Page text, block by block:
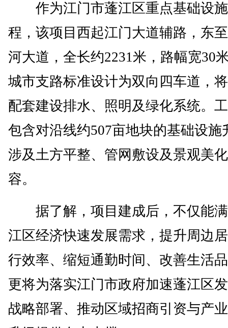
作为江门市蓬江区重点基础设
程，该项目西起江门大道辅路，东
河大道，全长约2231米，路幅宽30
城市支路标准设计为双向四车道，
配套建设排水、照明及绿化系统。
包含对沿线约507亩地块的基础设施
涉及土方平整、管网敷设及景观美
容。
据了解，项目建成后，不仅能
江区经济快速发展需求，提升周边
行效率、缩短通勤时间、改善生活
更将为落实江门市政府加速蓬江区
战略部署、推动区域招商引资与产